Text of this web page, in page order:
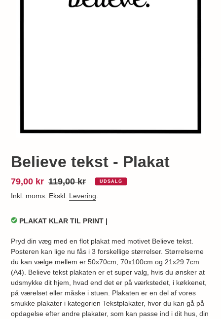
Believe tekst - Plakat
Udsalgspris
79,00 kr Normalpris
119,00 kr UDSALG
Inkl. moms. Ekskl. Levering.
PLAKAT KLAR TIL PRINT |
Pryd din væg med en flot plakat med motivet Believe tekst.
Posteren kan lige nu fås i 3 forskellige størrelser. Størrelserne
du kan vælge mellem er 50x70cm, 70x100cm og 21x29.7cm
(A4). Believe tekst plakaten er et super valg, hvis du ønsker at
udsmykke dit hjem, hvad end det er på værkstedet, i køkkenet,
på værelset eller måske i stuen. Plakaten er en del af vores
smukke plakater i kategorien Tekstplakater, hvor du kan gå på
opdagelse efter andre plakater, som kan passe ind i dit hus, din